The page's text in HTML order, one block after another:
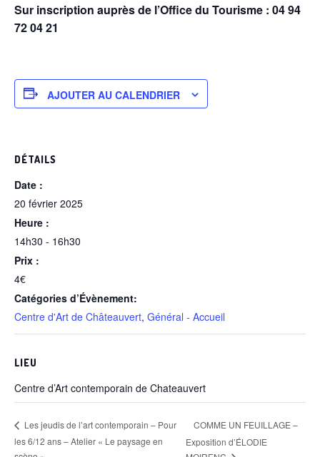
Sur inscription auprès de l’Office du Tourisme : 04 94
72 04 21
AJOUTER AU CALENDRIER
DÉTAILS
Date :
20 février 2025
Heure :
14h30 - 16h30
Prix :
4€
Catégories d’Évènement:
Centre d'Art de Châteauvert, Général - Accueil
LIEU
Centre d’Art contemporain de Chateauvert
Les jeudis de l’art contemporain – Pour
les 6/12 ans – Atelier « Le paysage en
COMME UN FEUILLAGE –
Exposition d’ÉLODIE